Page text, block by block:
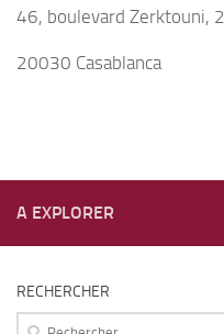
46, boulevard Zerktouni, 2
20030 Casablanca
A EXPLORER
RECHERCHER
Rechercher :